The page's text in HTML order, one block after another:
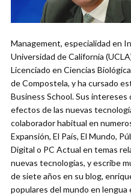
Management, especialidad en
Universidad de California
Licenciado en Ciencias
de Compostela, y ha cursado
Business School. Sus
efectos de las nuevas
colaborador habitual en
Expansión, El País, El Mundo,
Digital o PC Actual en temas
nuevas tecnologías, y escribe
de siete años en su blog,
populares del mundo en lengua